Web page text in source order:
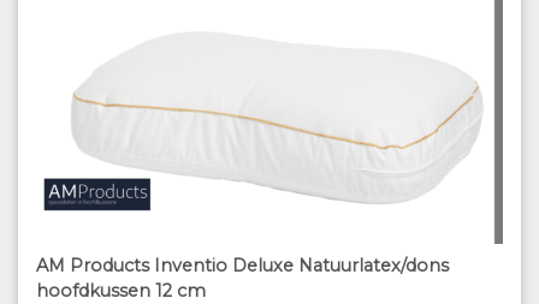
AM Products Inventio Deluxe Natuurlatex/dons
hoofdkussen 12 cm